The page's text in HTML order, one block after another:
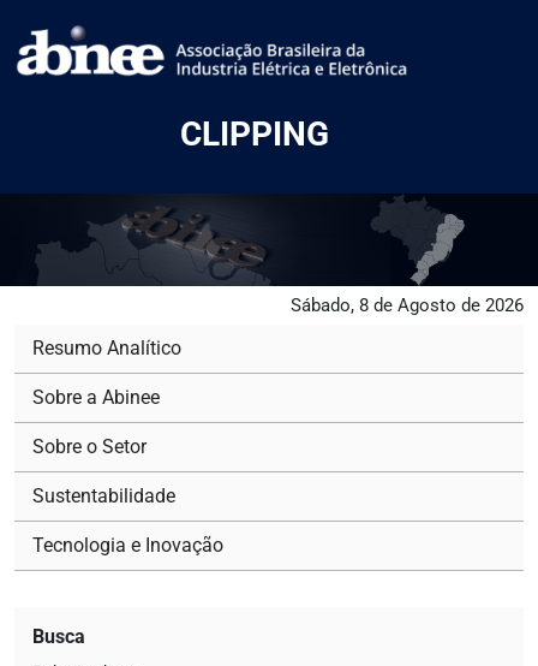
CLIPPING
Sábado, 8 de Agosto de 2026
Resumo Analítico
Sobre a Abinee
Sobre o Setor
Sustentabilidade
Tecnologia e Inovação
Busca